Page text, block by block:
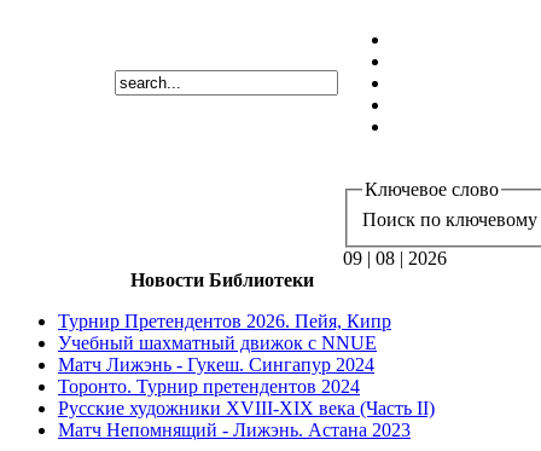
Ключевое слово
Поиск по ключевому
09 | 08 | 2026
Новости Библиотеки
Турнир Претендентов 2026. Пейя, Кипр
Учебный шахматный движок с NNUE
Матч Лижэнь - Гукеш. Сингапур 2024
Торонто. Турнир претендентов 2024
Русские художники XVIII-XIX века (Часть II)
Матч Непомнящий - Лижэнь. Астана 2023